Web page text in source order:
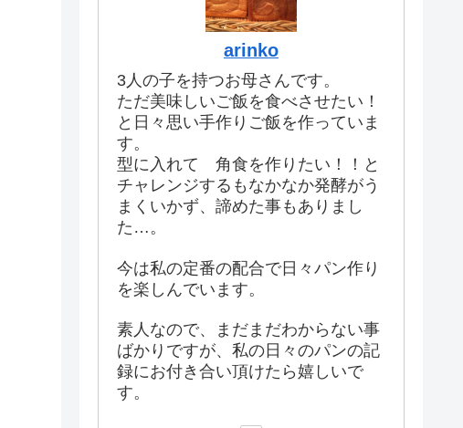
arinko
3人の子を持つお母さんです。
ただ美味しいご飯を食べさせたい！
と日々思い手作りご飯を作っていま
す。
型に入れて 角食を作りたい！！と
チャレンジするもなかなか発酵がう
まくいかず、諦めた事もありまし
た…。
今は私の定番の配合で日々パン作り
を楽しんでいます。
素人なので、まだまだわからない事
ばかりですが、私の日々のパンの記
録にお付き合い頂けたら嬉しいで
す。